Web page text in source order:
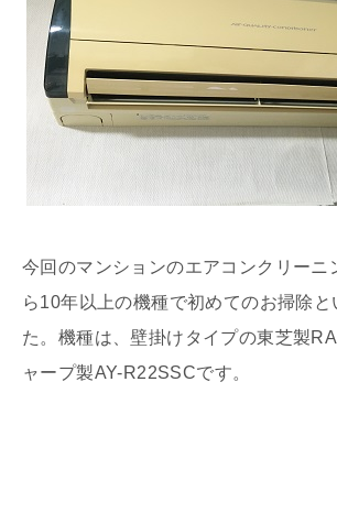
今回のマンションのエアコンクリーニ
ら10年以上の機種で初めてのお掃除と
た。機種は、壁掛けタイプの東芝製
ャープ製AY-R22SSCです。